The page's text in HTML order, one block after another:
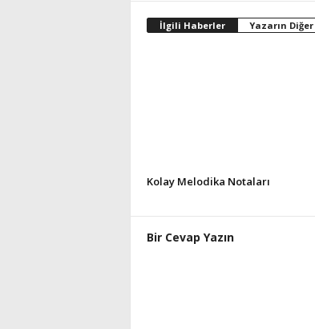
İlgili Haberler Yazarın
Kolay Melodika Notaları
Bir Cevap Yazın